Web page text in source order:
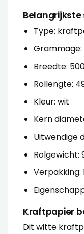
Type:
Breedte:
Rollengte:
Kleur: wit
Kern
Uitwendige
Rolgewicht:
Verpakking:
Kraftpapier
Dit witte